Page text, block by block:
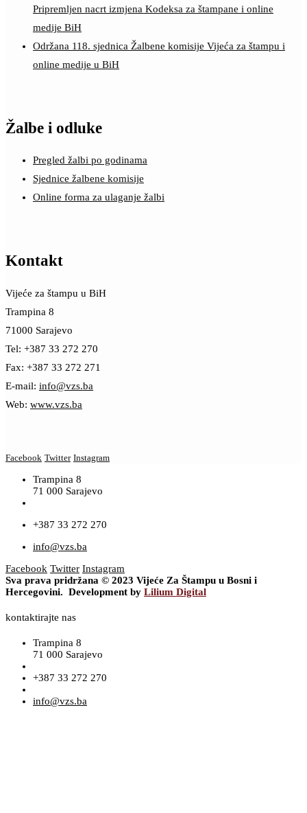
Pripremljen nacrt izmjena Kodeksa za štampane i online
medije BiH
Održana 118. sjednica Žalbene komisije Vijeća za štampu i
online medije u BiH
Žalbe i odluke
Pregled žalbi po godinama
Sjednice žalbene komisije
Online forma za ulaganje žalbi
Kontakt
Vijeće za štampu u BiH
Trampina 8
71000 Sarajevo
Tel: +387 33 272 270
Fax: +387 33 272 271
E-mail: info@vzs.ba
Web: www.vzs.ba
Facebook Twitter Instagram
Trampina 8
71 000 Sarajevo
+387 33 272 270
info@vzs.ba
Facebook Twitter Instagram
Sva prava pridržana © 2023 Vijeće Za Štampu u Bosni i
Hercegovini. Development by Lilium Digital
kontaktirajte nas
Trampina 8
71 000 Sarajevo
+387 33 272 270
info@vzs.ba